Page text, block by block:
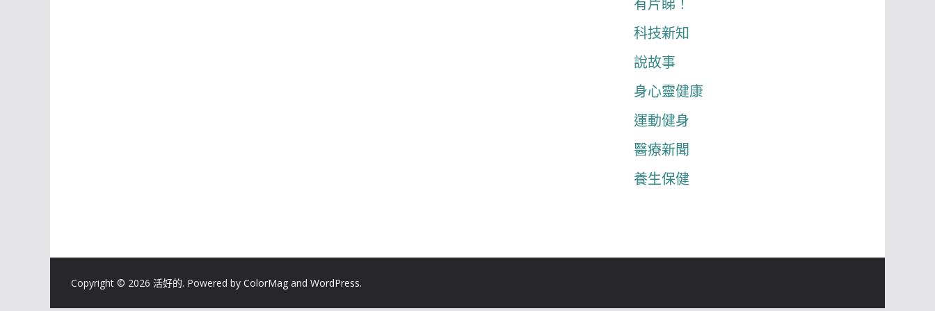
有片睇！
科技新知
說故事
身心靈健康
運動健身
醫療新聞
養生保健
Copyright © 2026 活好的. Powered by ColorMag and WordPress.